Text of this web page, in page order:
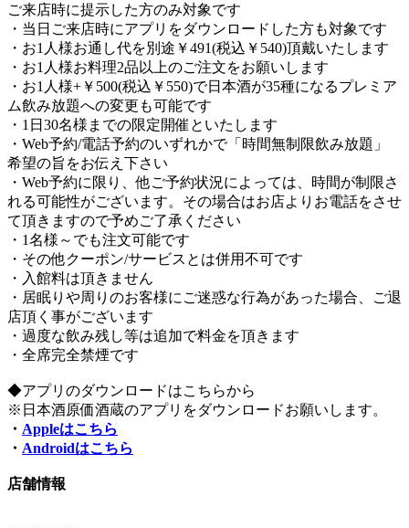
ご来店時に提示した方のみ対象です
・当日ご来店時にアプリをダウンロードした方も対象です
・お1人様お通し代を別途￥491(税込￥540)頂戴いたします
・お1人様お料理2品以上のご注文をお願いします
・お1人様+￥500(税込￥550)で日本酒が35種になるプレミア
ム飲み放題への変更も可能です
・1日30名様までの限定開催といたします
・Web予約/電話予約のいずれかで「時間無制限飲み放題」
希望の旨をお伝え下さい
・Web予約に限り、他ご予約状況によっては、時間が制限さ
れる可能性がございます。その場合はお店よりお電話をさせ
て頂きますので予めご了承ください
・1名様～でも注文可能です
・その他クーポン/サービスとは併用不可です
・入館料は頂きません
・居眠りや周りのお客様にご迷惑な行為があった場合、ご退
店頂く事がございます
・過度な飲み残し等は追加で料金を頂きます
・全席完全禁煙です
◆アプリのダウンロードはこちらから
※日本酒原価酒蔵のアプリをダウンロードお願いします。
・ Appleはこちら
・ Androidはこちら
店舗情報